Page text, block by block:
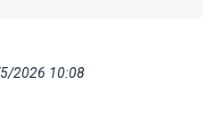
2026 10:08